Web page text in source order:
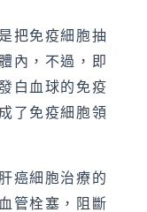
把免疫細胞抽
內，不過，即
白血球的免疫
了免疫細胞領
癌細胞治療的
管栓塞，阻斷